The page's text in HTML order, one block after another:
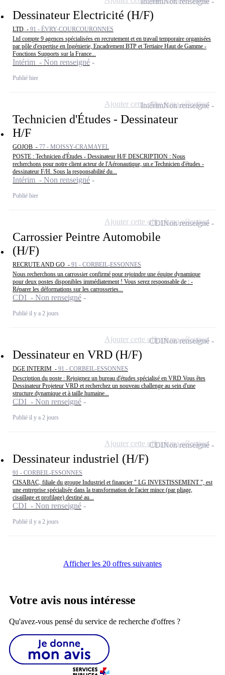
Dessinateur Electricité (H/F)
LTD - 91 - ÉVRY-COURCOURONNES
Ltd compte 9 agences spécialisées en recrutement et en travail temporaire organisées
par pôle d'expertise en Ingénierie, Encadrement BTP et Tertiaire Haut de Gamme -
Fonctions Supports sur la France...
Intérim - Non renseigné
Publié hier
Technicien d'Études - Dessinateur
H/F
GOJOB - 77 - MOISSY-CRAMAYEL
POSTE : Technicien d'Études - Dessinateur H/F DESCRIPTION : Nous
recherchons pour notre client acteur de l'Aéronautique, un.e Technicien d'études -
dessinateur F/H. Sous la responsabilité du...
Intérim - Non renseigné
Publié hier
IntérimNon renseigné
Ajouter cette offre à ma sélection
Carrossier Peintre Automobile
(H/F)
RECRUTE AND GO - 91 - CORBEIL-ESSONNES
Nous recherchons un carrossier confirmé pour rejoindre une équipe dynamique
pour deux postes disponibles immédiatement ! Vous serez responsable de : -
Réparer les déformations sur les carrosseries...
CDI - Non renseigné
Publié il y a 2 jours
CDINon renseigné
Ajouter cette offre à ma sélection
Dessinateur en VRD (H/F)
DGE INTERIM - 91 - CORBEIL-ESSONNES
Description du poste : Rejoignez un bureau d'études spécialisé en VRD Vous êtes
Dessinateur Projeteur VRD et recherchez un nouveau challenge au sein d'une
structure dynamique et à taille humaine...
CDI - Non renseigné
Publié il y a 2 jours
CDINon renseigné
Ajouter cette offre à ma sélection
Dessinateur industriel (H/F)
91 - CORBEIL-ESSONNES
CISABAC, filiale du groupe Industriel et financier " LG INVESTISSEMENT ", est
une entreprise spécialisée dans la transformation de l'acier mince (par pliage,
cisaillage et profilage) destiné au...
CDI - Non renseigné
Publié il y a 2 jours
CDINon renseigné
Ajouter cette offre à ma sélection
Afficher les 20 offres suivantes
Votre avis nous intéresse
Qu'avez-vous pensé du service de recherche d'offres ?